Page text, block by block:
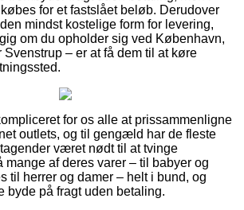
for et fastslået beløb. Derudover
mindst kostelige form for levering,
om du opholder sig ved København,
– er at få dem til at køre
for os alle at prissammenligne
outlets, og til gengæld har de fleste
været nødt til at tvinge
mange af deres varer – til babyer og
til herrer og damer – helt i bund, og
byde på fragt uden betaling.